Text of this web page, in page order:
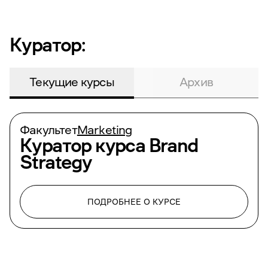
Куратор:
Текущие курсы Архив
ФакультетMarketing
Куратор курса Brand
Strategy
ПОДРОБНЕЕ О КУРСЕ